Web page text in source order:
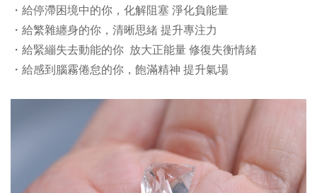
・給停滯困境中的你，化解阻塞 淨化負能量
・給繁雜纏身的你，清晰思緒 提升專注力
・給緊繃失去動能的你 放大正能量 修復失衡情緒
・給感到腦霧倦怠的你，飽滿精神 提升氣場